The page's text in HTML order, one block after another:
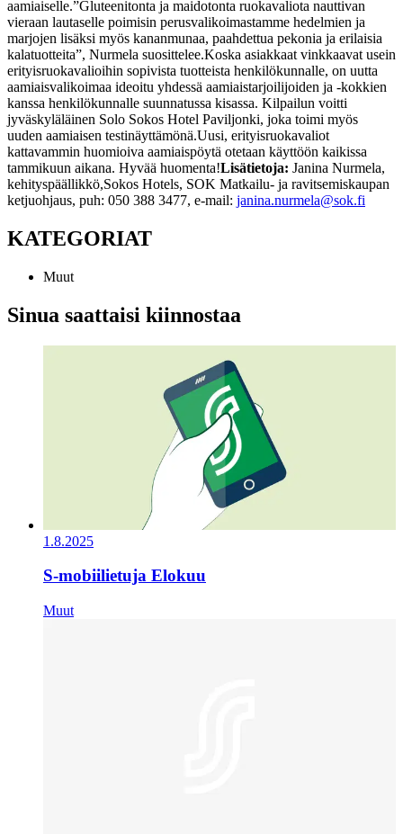
aamiaiselle.”Gluteenitonta ja maidotonta ruokavaliota nauttivan
vieraan lautaselle poimisin perusvalikoimastamme hedelmien ja
marjojen lisäksi myös kananmunaa, paahdettua pekonia ja erilaisia
kalatuotteita”, Nurmela suosittelee.Koska asiakkaat vinkkaavat usein
erityisruokavalioihin sopivista tuotteista henkilökunnalle, on uutta
aamiaisvalikoimaa ideoitu yhdessä aamiaistarjoilijoiden ja -kokkien
kanssa henkilökunnalle suunnatussa kisassa. Kilpailun voitti
jyväskyläläinen Solo Sokos Hotel Paviljonki, joka toimi myös
uuden aamiaisen testinäyttämönä.Uusi, erityisruokavaliot
kattavammin huomioiva aamiaispöytä otetaan käyttöön kaikissa
tammikuun aikana. Hyvää huomenta!Lisätietoja: Janina Nurmela,
kehityspäällikkö,Sokos Hotels, SOK Matkailu- ja ravitsemiskaupan
ketjuohjaus, puh: 050 388 3477, e-mail: janina.nurmela@sok.fi
KATEGORIAT
Muut
Sinua saattaisi kiinnostaa
1.8.2025
S-mobiilietuja Elokuu
Muut